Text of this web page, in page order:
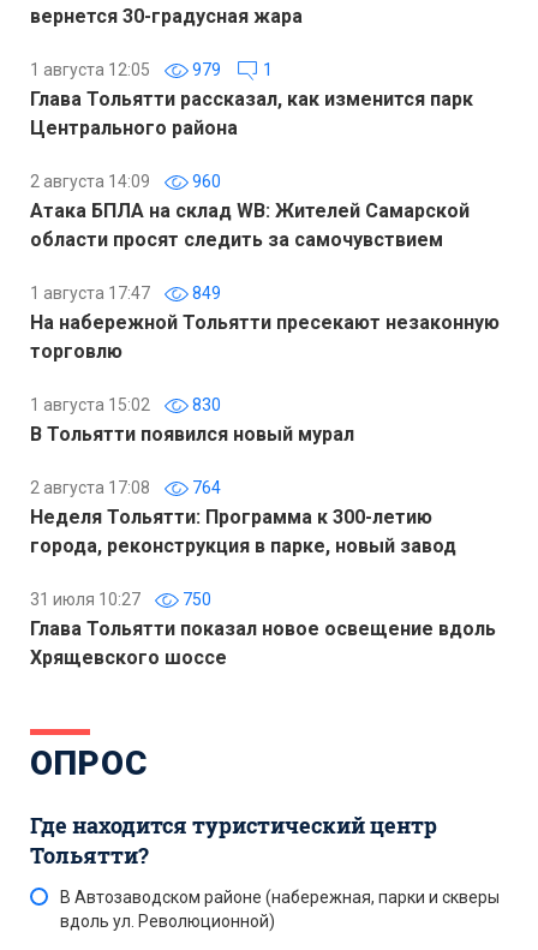
вернется 30-градусная жара
1 августа 12:05 979 1
Глава Тольятти рассказал, как изменится парк
Центрального района
2 августа 14:09 960
Атака БПЛА на склад WB: Жителей Самарской
области просят следить за самочувствием
1 августа 17:47 849
На набережной Тольятти пресекают незаконную
торговлю
1 августа 15:02 830
В Тольятти появился новый мурал
2 августа 17:08 764
Неделя Тольятти: Программа к 300-летию
города, реконструкция в парке, новый завод
31 июля 10:27 750
Глава Тольятти показал новое освещение вдоль
Хрящевского шоссе
ОПРОС
Где находится туристический центр
Тольятти?
В Автозаводском районе (набережная, парки и скверы
вдоль ул. Революционной)